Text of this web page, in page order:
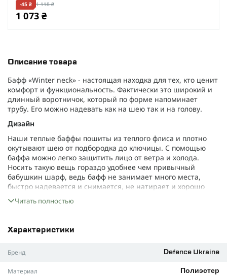
Описание товара
Бафф «Winter neck» - настоящая находка для тех, кто ценит
комфорт и функциональность. Фактически это широкий и
длинный воротничок, который по форме напоминает
трубу. Его можно надевать как на шею так и на голову.
Дизайн
Наши теплые баффы пошиты из теплого флиса и плотно
окутывают шею от подбородка до ключицы. С помощью
баффа можно легко защитить лицо от ветра и холода.
Носить такую вещь гораздо удобнее чем привычный
бабушкин шарф, ведь бафф не занимает много места,
быстро надевается и снимается, не натирает и хорошо
согревает. Он будет уместным не только для военных, но и
для любителей активного отдыха.
Легкий флис, плотностью 270 г/м², который не уступает
материал дышит и отводит влагу наружу, благодаря чему
Читать полностью
Характеристики
Бренд Defence Ukraine
Материал Полиэстер
-45 ₴ 1 118 ₴
1 073 ₴